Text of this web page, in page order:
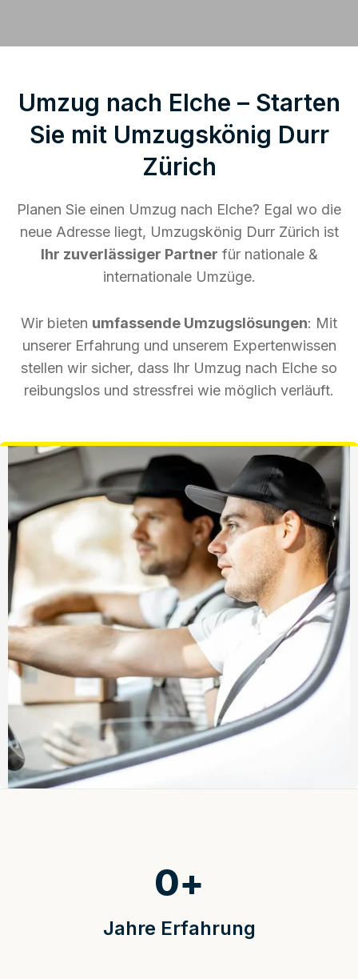
Umzug nach Elche – Starten
Sie mit Umzugskönig Durr
Zürich
Planen Sie einen Umzug nach Elche? Egal wo die
neue Adresse liegt, Umzugskönig Durr Zürich ist
Ihr zuverlässiger Partner für nationale &
internationale Umzüge.
Wir bieten umfassende Umzugslösungen: Mit
unserer Erfahrung und unserem Expertenwissen
stellen wir sicher, dass Ihr Umzug nach Elche so
reibungslos und stressfrei wie möglich verläuft.
Jahre Erfahrung
0+